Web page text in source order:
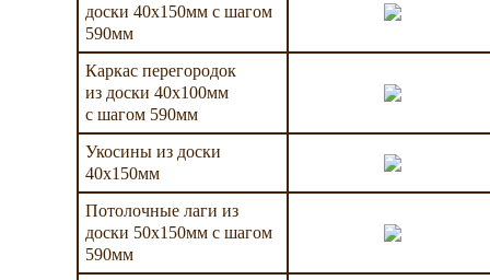
доски 40х150мм с шагом
590мм
Каркас перегородок
из доски 40х100мм
с шагом 590мм
Укосины из доски
40х150мм
Потолочные лаги из
доски 50х150мм с шагом
590мм